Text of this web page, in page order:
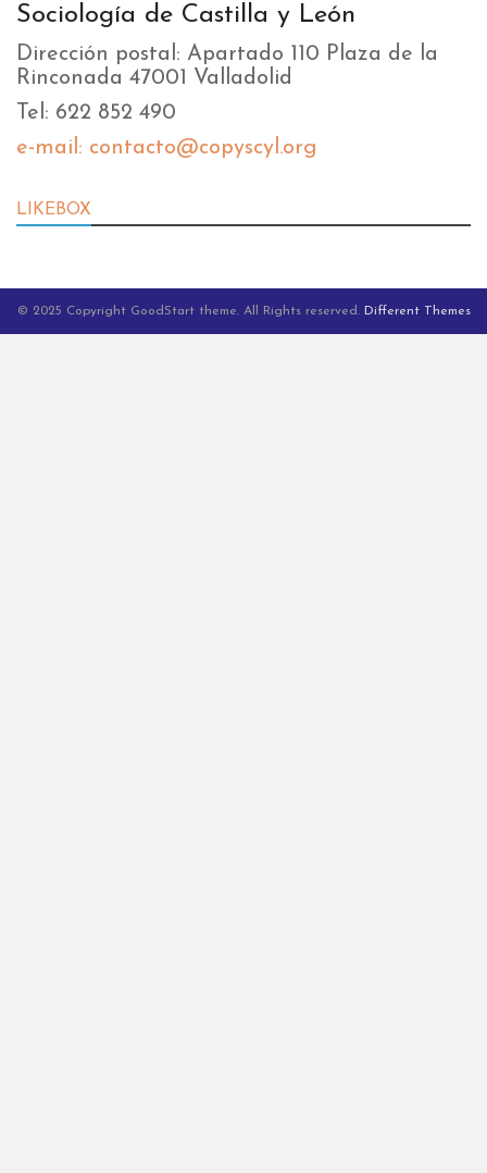
Sociología de Castilla y León
Dirección postal: Apartado 110 Plaza de la
Rinconada 47001 Valladolid
Tel: 622 852 490
e-mail: contacto@copyscyl.org
LIKEBOX
© 2025 Copyright GoodStart theme. All Rights reserved. Different Themes